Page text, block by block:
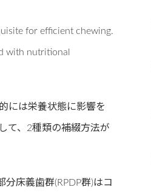
for efficient chewing.
with nutritional
には栄養状態に影響を
て、2種類の補綴方法が
床義歯群(RPDP群)はコ